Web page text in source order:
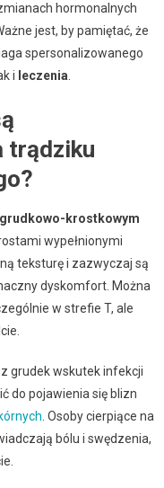
hormonalnych
jest, by pamiętać, że
spersonalizowanego
i leczenia.
trądziku
krostkowym
wypełnionymi
teksturę i zazwyczaj są
dyskomfort. Można
w strefie T, ale
grudek wskutek infekcji
do pojawienia się blizn
. Osoby cierpiące na
bólu i swędzenia,